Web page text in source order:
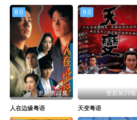
8.0
更新第27集
人在边缘粤语
9.0
更新第29集
天变粤语